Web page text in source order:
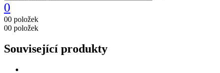
0
00 položek
00 položek
Související produkty